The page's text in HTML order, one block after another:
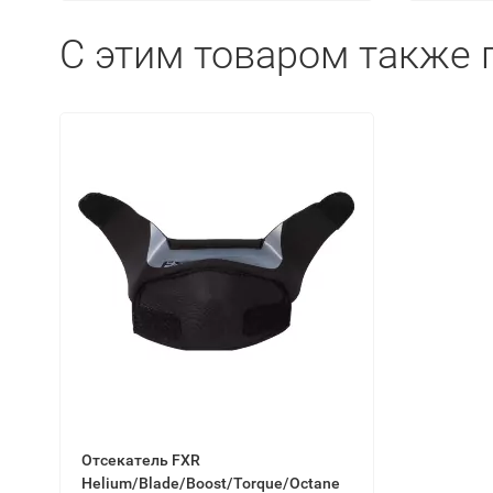
C этим товаром также
Отсекатель FXR
Helium/Blade/Boost/Torque/Octane